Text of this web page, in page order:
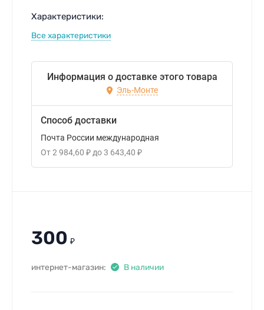
Характеристики:
Все характеристики
Информация о доставке этого товара
Эль-Монте
Способ доставки
Почта России международная
От
2 984,60 ₽ до 3 643,40 ₽
300 ₽
интернет-магазин: В наличии